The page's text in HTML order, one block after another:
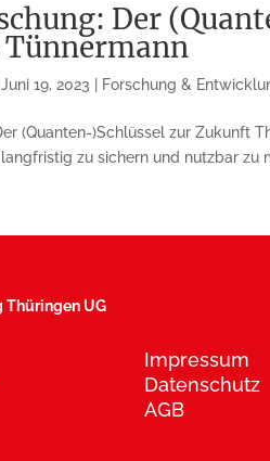
Der
Tünnermann
Juni 19, 2023 Forschung &
(Quanten-)Schlüssel zur
zu sichern und nutzbar zu
Thüringen UG
Impressum
Datenschutz
AGB